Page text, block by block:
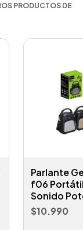
PRODUCTOS DE
Parlante
f06
Sonido
$10.990